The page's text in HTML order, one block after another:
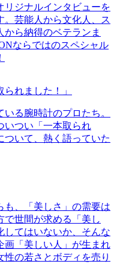
リジナルインタビューを
。芸能人から文化人、ス
ら納得のベテランま
ならではのスペシャル
れました！」
る腕時計のプロたち。
いつい「一本取られ
ついて、熱く語っていた
も、「美しさ」の需要は
で世間が求める「美し
してはいないか、そんな
画「美しい人」が生まれ
性の若さとボディを売り